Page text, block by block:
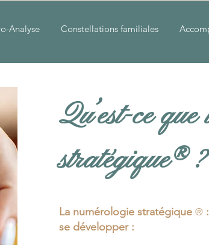
Analyse Constellations familiales
Qu’est-ce
stratégique®?
La numérologie stratégique ®:
se développer :